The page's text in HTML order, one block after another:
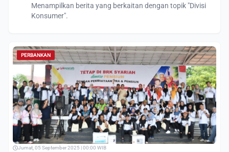
Menampilkan berita yang berkaitan dengan topik "Divisi
Konsumer".
PERBANKAN
Jumat, 05 September 2025 | 00:00 WIB